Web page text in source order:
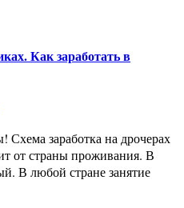
Как заработать в
от страны проживания. В
В любой стране занятие